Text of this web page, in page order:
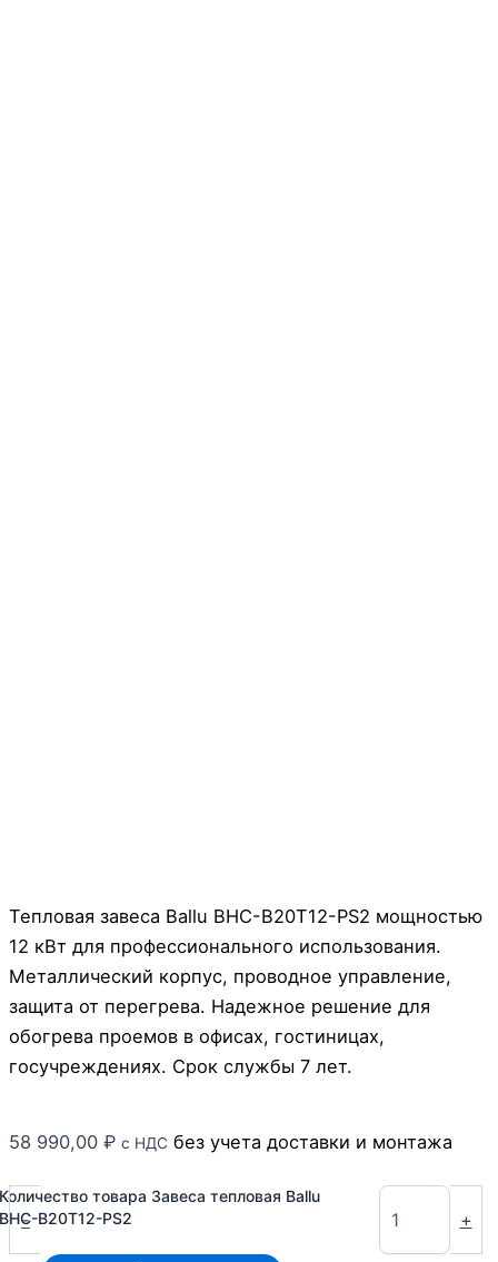
Тепловая завеса Ballu BHC-B20T12-PS2 мощностью
12 кВт для профессионального использования.
Металлический корпус, проводное управление,
защита от перегрева. Надежное решение для
обогрева проемов в офисах, гостиницах,
госучреждениях. Срок службы 7 лет.
58 990,00 ₽ с НДС без учета доставки и монтажа
-
товара Завеса тепловая Ballu
B20T12-PS2
+